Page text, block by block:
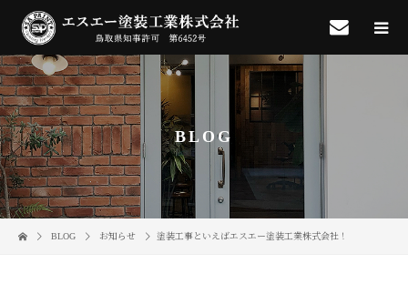
BLOG
BLOG お知らせ 塗装工事といえばエスエー塗装工業株式会社！